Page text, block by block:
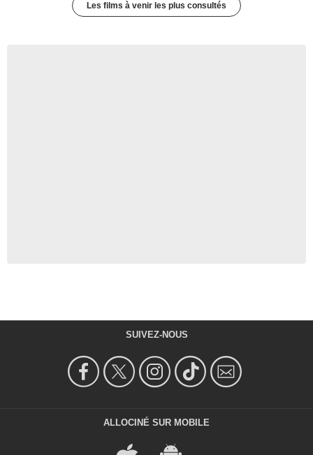
Les films à venir les plus consultés
SUIVEZ-NOUS
ALLOCINÉ SUR MOBILE